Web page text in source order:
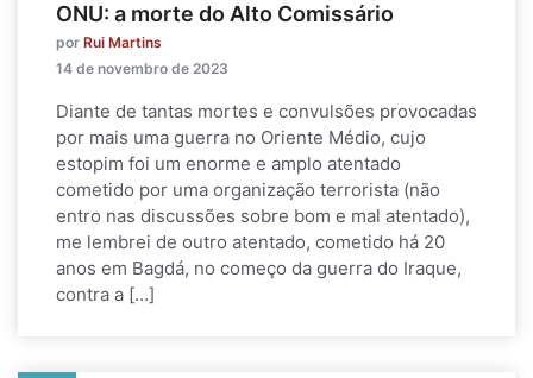
ONU: a morte do Alto Comissário
por Rui Martins
14 de novembro de 2023
Diante de tantas mortes e convulsões provocadas
por mais uma guerra no Oriente Médio, cujo
estopim foi um enorme e amplo atentado
cometido por uma organização terrorista (não
entro nas discussões sobre bom e mal atentado),
me lembrei de outro atentado, cometido há 20
anos em Bagdá, no começo da guerra do Iraque,
contra a […]